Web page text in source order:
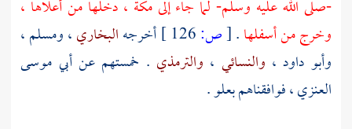
-صلى الله عليه وسلم- لما جاء إلىمكة ، دخلها من أعلاها ،
وخرج من أسفلها.
[ص: أخرجهالبخاري،ومسلم،
وأبو داود ، والنسائي ، والترمذي . خمستهم عنأبي موسى
العنزي، فوافقناهم بعلو .